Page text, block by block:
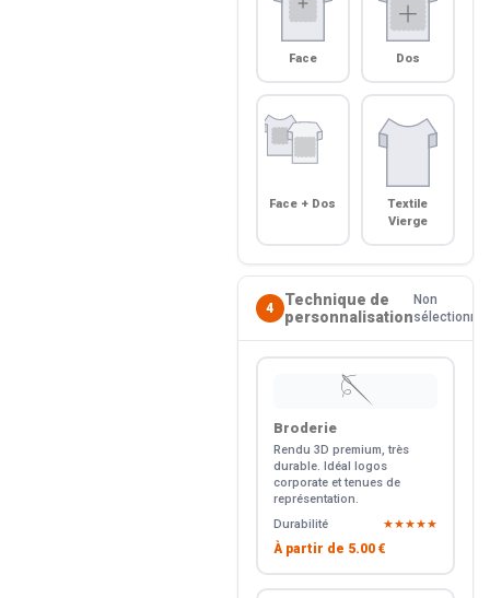
Face Dos
Face + Dos
Textile
Vierge
4
Technique de
personnalisation
Non
sélectionné
🪡
Broderie
Rendu 3D premium, très
durable. Idéal logos
corporate et tenues de
représentation.
Durabilité
★★★★★
À partir de 5.00 €